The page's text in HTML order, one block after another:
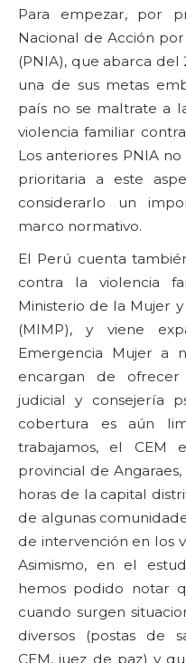
Para empezar, por
Nacional de Acción
(PNIA), que abarca del
una de sus metas
país no se maltrate a
violencia familiar
Los anteriores PNIA
prioritaria a este
considerarlo un
marco normativo.
El Perú cuenta
contra la violencia
Ministerio de la Mujer
(MIMP), y viene
Emergencia Mujer a
encargan de ofrecer
judicial y consejería
cobertura es aún
trabajamos, el CEM
provincial de
horas de la capital
de algunas
de intervención en los
Asimismo, en el
hemos podido notar
cuando surgen
diversos (postas de
CEM, juez de paz) y